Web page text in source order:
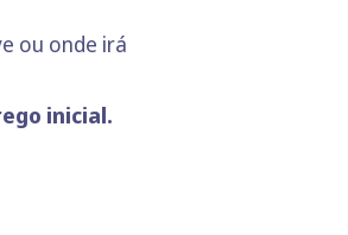
ou onde irá
inicial.